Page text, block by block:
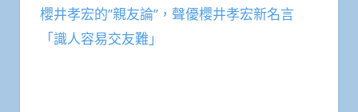
櫻井孝宏的”親友論”，聲優櫻井孝宏新名言
「識人容易交友難」